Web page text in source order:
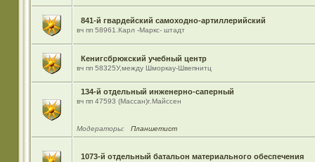
841-й гвардейский самоходно-артиллерийский
вч пп 58961.Карл -Маркс- штадт
Кенигсбрюкский учебный центр
вч пп 58325У,между Шморкау-Швепнитц
134-й отдельный инженерно-саперный
вч пп 47593 (Массан)г.Майссен
Модераторы: Планшетист
1073-й отдельный батальон материального обеспечения